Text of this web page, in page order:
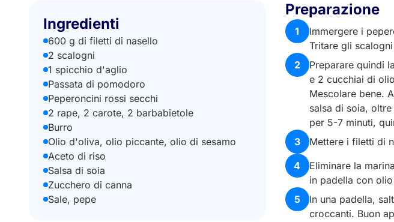
Ingredienti
600 g di filetti di nasello
2 scalogni
1 spicchio d'aglio
Passata di pomodoro
Peperoncini rossi secchi
2 rape, 2 carote, 2 barbabietole
Burro
Olio d'oliva, olio piccante, olio di sesamo
Aceto di riso
Salsa di soia
Zucchero di canna
Sale, pepe
Preparazione
1
Immergere i
Tritare gli
2
Preparare quindi
e 2 cucchiai di
Mescolare bene.
salsa di soia,
per 5-7 minuti,
3
Mettere i filetti di
4
Eliminare la
in padella con
5
In una padella,
croccanti. Buon